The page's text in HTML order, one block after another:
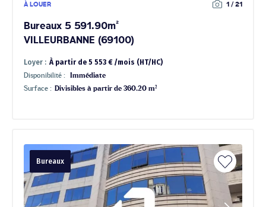
À LOUER 1 / 21
Bureaux 5 591.90m²
VILLEURBANNE (69100)
Loyer : À partir de 5 553 € /mois (HT/HC)
Disponibilité :
Immédiate
Surface : Divisibles à partir de 360.20 m²
Bureaux